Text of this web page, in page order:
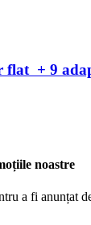
flat + 9
noastre
a fi anunțat